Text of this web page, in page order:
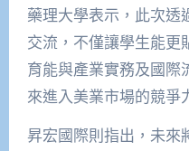
藥理大學表示，此次透
交流，不僅讓學生能更
育能與產業實務及國際
來進入美業市場的競爭
昇宏國際則指出，未來